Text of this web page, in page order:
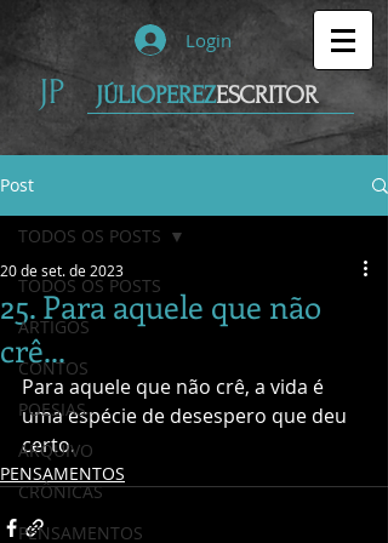
JP
Login
JÚLIOPEREZESCRITOR
Post
TODOS OS POSTS
ARTIGOS
CONTOS
POESIAS
ARQUIVO
CRÔNICAS
PENSAMENTOS
TODOS OS POSTS
25. Para aquele que não
crê...
20 de set. de 2023
Para aquele que não crê, a vida é
uma espécie de desespero que deu
certo.
PENSAMENTOS